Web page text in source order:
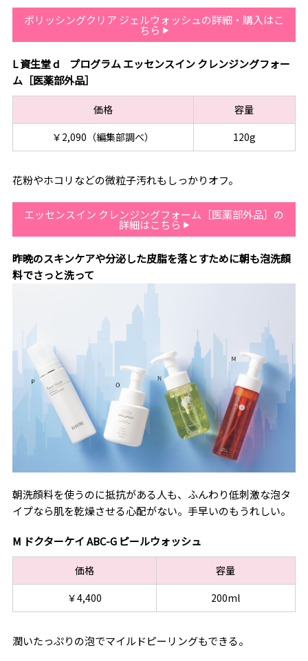
ポリッシングクリア ジェルウォッシュの詳細・購入はこ
ちら
L 資生堂 d プログラム エッセンスイン クレンジングフォー
ム［医薬部外品］
価格
容量
￥2,090（編集部調べ）
120g
花粉やホコリなどの微粒子汚れもしっかりオフ。
エッセンスイン クレンジングフォーム［医薬部外品］の
詳細はこちら
昨晩のスキンケアや分泌した皮脂を落とすために朝も泡洗顔
料でさっと洗って
朝洗顔料を使うのに抵抗がある人も、ふんわり低刺激な泡タ
イプなら肌を乾燥させる心配がない。手早いのもうれしい。
M ドクターケイ ABC-G ピールウォッシュ
価格
容量
￥4,400
200ml
潤いたっぷりの泡でマイルドピーリングもできる。